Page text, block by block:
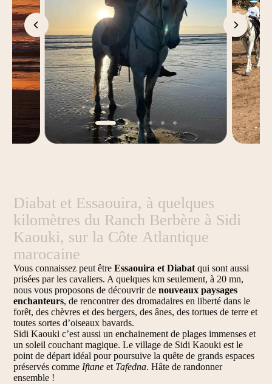
Diabat et Essaouira, à quelques
kilomètres du Ranch Berbère à Sidi
Kaouki, sur la Côte Atlantique
marocaine
Vous connaissez peut êtreEssaouira et Diabat qui sont aussi
prisées par les cavaliers. A quelques km seulement, à 20 mn,
nous vous proposons de découvrir denouveaux paysages
enchanteurs, de rencontrer des dromadaires en liberté dans le
forêt, des chèvres et des bergers, des ânes, des tortues de terre et
toutes sortes d’oiseaux bavards.
Sidi Kaouki c’est aussi un enchainement de plages immenses et
un soleil couchant magique. Le village de Sidi Kaouki est le
point de départ idéal pour poursuive la quête de grands espaces
préservés comme Iftane et Tafedna. Hâte de randonner
ensemble !